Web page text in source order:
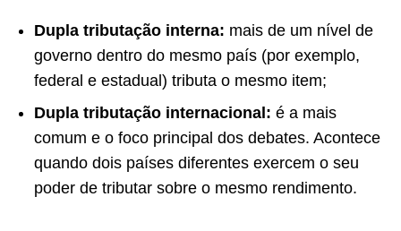
Dupla tributação interna: mais de um nível de
governo dentro do mesmo país (por exemplo,
federal e estadual) tributa o mesmo item;
Dupla tributação internacional: é a mais
comum e o foco principal dos debates. Acontece
quando dois países diferentes exercem o seu
poder de tributar sobre o mesmo rendimento.